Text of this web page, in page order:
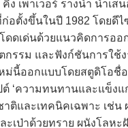
ง เพาเวอร์ รางน้ำ นำเ
อตั้งขึ้นในปี 1982 โดยดีไ
โดดเด่นด้วยแนวคิดการอ
กรรม และฟังก์ชันการใช้
ม่นี้ออกแบบโดยสตูดิโอชื่อ
‘ความทนทานและแข็งแ
ติและเทคนิคเฉพาะ เช่น
ะเป่าด้วยทราย ผนังโลหะ